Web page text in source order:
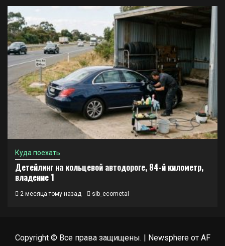
Куда поехать
Детейлинг на кольцевой автодороге, 84-й километр,
владение 1
2 месяца тому назад sib_ecometal
Copyright © Все права защищены. | Newsphereот AF